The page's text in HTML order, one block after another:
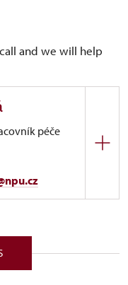
and we will help
péče